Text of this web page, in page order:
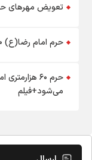
تعویض مهرهای حرم
حرم امام رضا(ع) ۵۰ سال قبل این شکلی بوده است+فیلم
حرم ۶۰
می‌شود+فیلم